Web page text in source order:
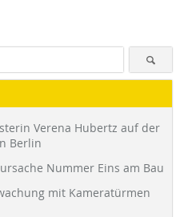
Verena Hubertz auf der
Berlin
Nummer Eins am Bau
mit Kameratürmen